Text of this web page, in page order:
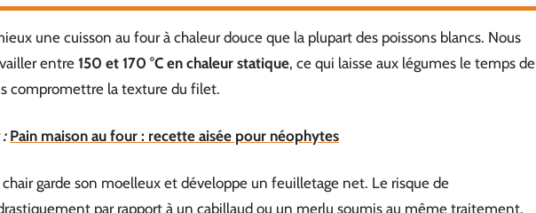
une cuisson au four à chaleur douce que la plupart des poissons blancs. Nous
entre 150 et 170 °C en chaleur statique, ce qui laisse aux légumes le temps de
compromettre la texture du filet.
Pain maison au four : recette aisée pour néophytes
garde son moelleux et développe un feuilletage net. Le risque de
par rapport à un cabillaud ou un merlu soumis au même traitement.